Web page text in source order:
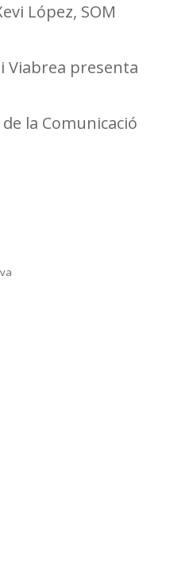
López, SOM
Viabrea presenta
de la Comunicació